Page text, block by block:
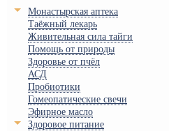
Монастырская аптека
Таёжный лекарь
Живительная сила тайги
Помощь от природы
Здоровье от пчёл
АСД
Пробиотики
Гомеопатические свечи
Эфирное масло
Здоровое питание